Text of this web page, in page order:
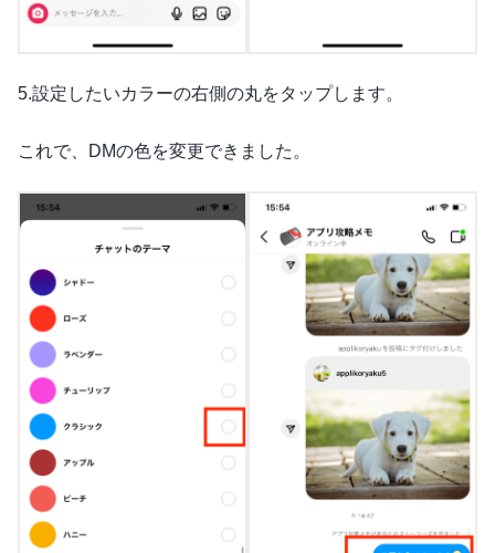
5.設定したいカラーの右側の丸をタップします。
これで、DMの色を変更できました。